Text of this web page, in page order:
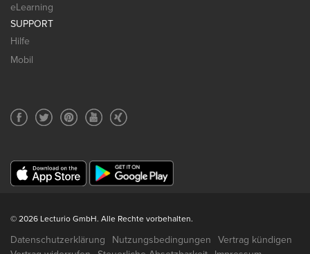
eLearning
SUPPORT
Hilfe
Mobil
© 2026 Lecturio GmbH. Alle Rechte vorbehalten.
Datenschutzerklärung Nutzungsbedingungen
Vertrag kündigen